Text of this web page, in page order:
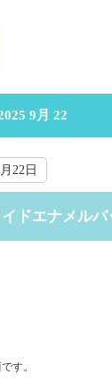
9月 22
22日
ドエナメル
す。